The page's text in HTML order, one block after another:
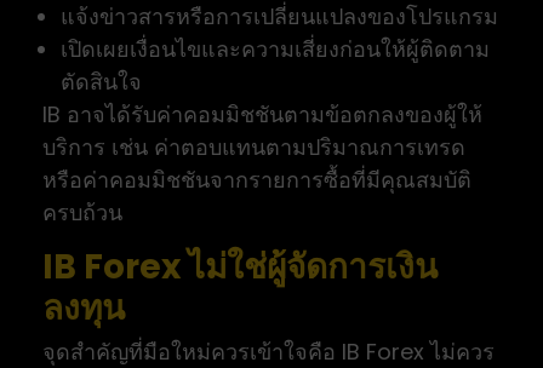
แจ้งข่าวสารหรือการเปลี่ยนแปลงของโปรแกรม
เปิดเผยเงื่อนไขและความเสี่ยงก่อนให้ผู้ติดตาม
ตัดสินใจ
IB อาจได้รับค่าคอมมิชชันตามข้อตกลงของผู้ให้
บริการ เช่น ค่าตอบแทนตามปริมาณการเทรด
หรือค่าคอมมิชชันจากรายการซื้อที่มีคุณสมบัติ
ครบถ้วน
IB Forex ไม่ใช่ผู้จัดการเงิน
ลงทุน
จุดสำคัญที่มือใหม่ควรเข้าใจคือ IB Forex ไม่ควร